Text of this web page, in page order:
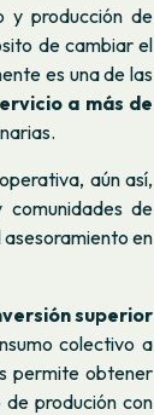
y producción de
de cambiar el
es una de las
a más de
aún así,
comunidades de
asesoramiento en
superior
colectivo a
permite obtener
produción con